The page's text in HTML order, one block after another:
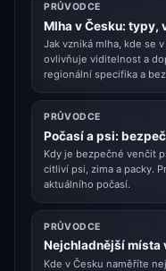
PRŮVODCE
Mlha v Česku: typy,
Jak vzniká mlha, kde se
ovlivňuje viditelnost a
regionální specifika a
PRŮVODCE
Počasí a psi:
Kdy je bezpečné venčit
citliví psi, zima a packy.
aktuálního počasí.
PRŮVODCE
Nejchladnější místa
Kde v Česku naměříte